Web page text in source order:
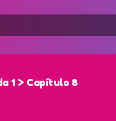
1 > Capítulo 8